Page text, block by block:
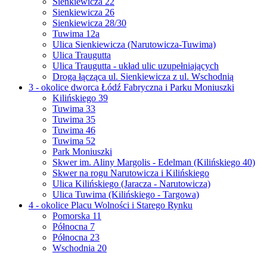
Sienkiewicza 26
Sienkiewicza 28/30
Tuwima 12a
Ulica Sienkiewicza (Narutowicza-Tuwima)
Ulica Traugutta
Ulica Traugutta - układ ulic uzupełniających
Droga łącząca ul. Sienkiewicza z ul. Wschodnią
3 - okolice dworca Łódź Fabryczna i Parku Moniuszki
Kilińskiego 39
Tuwima 33
Tuwima 35
Tuwima 46
Tuwima 52
Park Moniuszki
Skwer im. Aliny Margolis - Edelman (Kilińskiego 40)
Skwer na rogu Narutowicza i Kilińskiego
Ulica Kilińskiego (Jaracza - Narutowicza)
Ulica Tuwima (Kilińskiego - Targowa)
4 - okolice Placu Wolności i Starego Rynku
Pomorska 11
Północna 7
Północna 23
Wschodnia 20